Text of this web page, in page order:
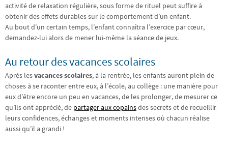
activité de relaxation régulière, sous forme de rituel peut suffire à
obtenir des effets durables sur le comportement d’un enfant.
Au bout d’un certain temps, l’enfant connaîtra l’exercice par cœur,
demandez-lui alors de mener lui-même la séance de jeux.
Au retour des vacances scolaires
Après lesvacances scolaires, à la rentrée, les enfants auront plein de
choses à se raconter entre eux, à l’école, au collège : une manière pour
eux d’être encore un peu en vacances, de les prolonger, de mesurer ce
qu’ils ont apprécié, de partager aux copainsdes secrets et de recueillir
leurs confidences, échanges et moments intenses où chacun réalise
aussi qu’il a grandi !